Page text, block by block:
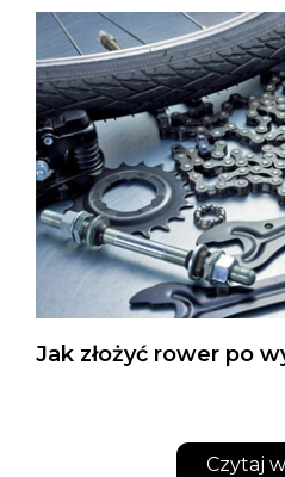
Jak złożyć rower po
Czytaj